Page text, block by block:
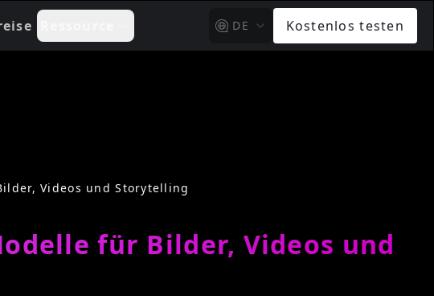
DE Kostenlos testen
Videos und Storytelling
für Bilder, Videos und